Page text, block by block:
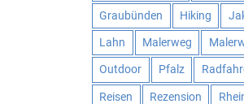
Graubünden Hiking
Lahn Malerweg
Outdoor Pfalz
Reisen Rezension